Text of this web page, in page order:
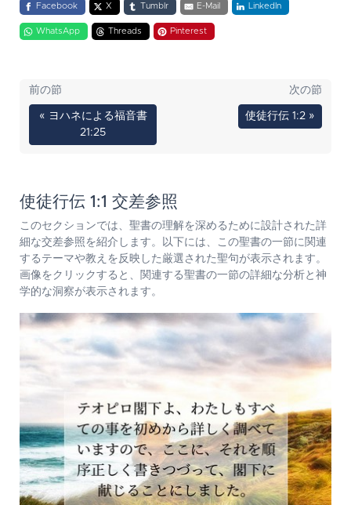
Facebook X Tumblr E-Mail LinkedIn
WhatsApp Threads Pinterest
前の節
« ヨハネによる福音書
21:25
次の節
使徒行伝 1:2 »
使徒行伝 1:1 交差参照
このセクションでは、聖書の理解を深めるために設計された詳
細な交差参照を紹介します。以下には、この聖書の一節に関連
するテーマや教えを反映した厳選された聖句が表示されます。
画像をクリックすると、関連する聖書の一節の詳細な分析と神
学的な洞察が表示されます。